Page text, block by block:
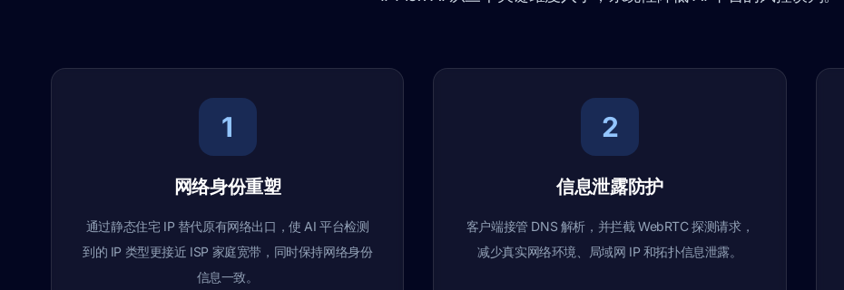
1
网络身份重塑
通过静态住宅 IP 替代原有网络出口，使 AI 平台检测
到的 IP 类型更接近 ISP 家庭宽带，同时保持网络身份
信息一致。
2
信息泄露防护
客户端接管 DNS 解析，并拦截 WebRTC 探测请求，
减少真实网络环境、局域网 IP 和拓扑信息泄露。